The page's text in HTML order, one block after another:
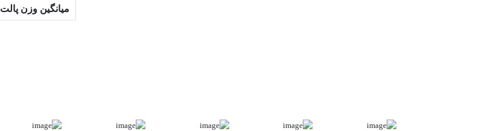
میانگین وزن پالت